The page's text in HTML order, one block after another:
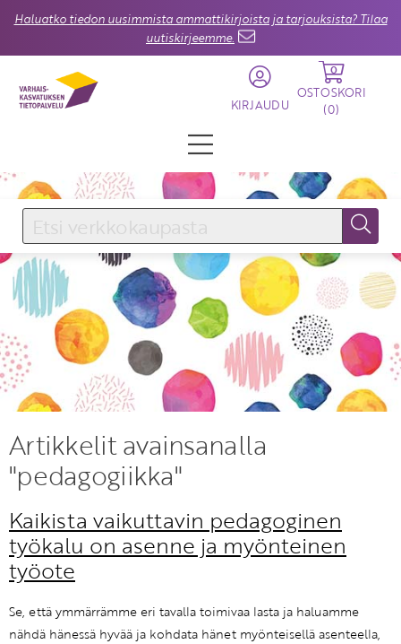
Haluatko tiedon uusimmista ammattikirjoista ja tarjouksista? Tilaa
uutiskirjeemme.
KIRJAUDU
0
OSTOSKORI
(0)
KIRJAUDU SISÄÄN
Käyttäjätunnus
Salasana
Unohtuiko salasana?
Etkö ole vielä Varhaiskasvatuksen Tietopalvelun
Liity tästä!
Artikkelit avainsanalla
"pedagogiikka"
Kaikista vaikuttavin pedagoginen
työkalu on asenne ja myönteinen
työote
Se, että ymmärrämme eri tavalla toimivaa lasta ja haluamme
nähdä hänessä hyvää ja kohdata hänet myönteisellä asenteella,